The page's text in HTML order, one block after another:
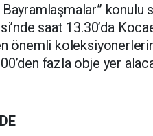
konulu
saat 13.30’da
önemli
fazla obje yer